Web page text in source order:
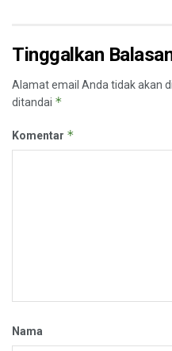
Tinggalkan
Alamat email Anda tidak akan
ditandai *
Komentar *
Nama